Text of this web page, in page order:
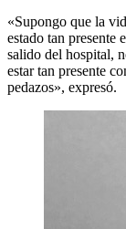
«Supongo que la
estado tan presente
salido del hospital,
estar tan presente
pedazos», expresó.